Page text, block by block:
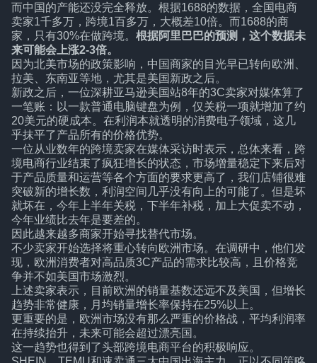
而中国的产能还没完全释放。根据1688的数据，全国电商
卖家1千多万，跨境1百多万，大概差10倍。而1688的商
家，只有30%在做跨境。 根据阿里巴巴的预测，这个数据未
来可能会上涨2-3倍。
因为北美市场的政策影响，中国商家的目光早已转向欧洲、
拉美、东南亚等地，尤其是美国新政之后。
新政之后，一位深耕亚马逊美国站8年的3C卖家对媒体算了
一笔账：以一款普通电脑键盘为例，仅关税一项就增加了约
20美元的硬成本。在利润本就透明的消费电子领域，这几
乎抹平了产品所有的价格优势。
一位从业数年的跨境卖家在媒体采访时表示，总体来看，跨
境电商行业结束了疯狂增长的状态，市场增量稳定下来后对
于产品质量和运营等各个方面的要求更高了，我们店铺很难
突破新的增长数，利润空间几乎没有向上的可能了。但是坏
就坏在，今年上半年关税，下半年补税，加上大促卖不动，
今年业绩比去年是要差的。
因此越来越多商家开始寻找替代市场。
不少卖家开始选择将重心转向欧洲市场。在调研中，他们发
现，欧洲消费者对高品质3C产品的需求比较高，且价格竞
争并不如美国市场激烈。
上述卖家表示，目前欧洲的销量基数还远不及美国，但增长
趋势非常健康，月均销量增长率保持在25%以上。
更重要的是，欧洲市场没有那么严重的价格战，平均利润率
在持续抬升，未来可能会超过漂亮国。
这一趋势也得到了头部跨境电商平台的积极响应。